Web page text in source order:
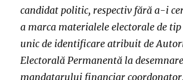
candidat politic, respectiv fără a-i
a marca materialele electorale de
unic de identificare atribuit de
Electorală Permanentă la
mandatarului financiar